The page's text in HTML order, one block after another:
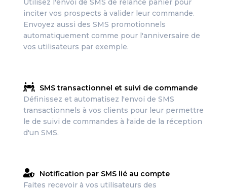
Utilisez l'envoi de SMS de relance panier pour
inciter vos prospects à valider leur commande.
Envoyez aussi des SMS promotionnels
automatiquement comme pour l'anniversaire de
vos utilisateurs par exemple.
SMS transactionnel et suivi de commande
Définissez et automatisez l'envoi de SMS
transactionnels à vos clients pour leur permettre
le de suivi de commandes à l'aide de la réception
d'un SMS.
Notification par SMS lié au compte
Faites recevoir à vos utilisateurs des